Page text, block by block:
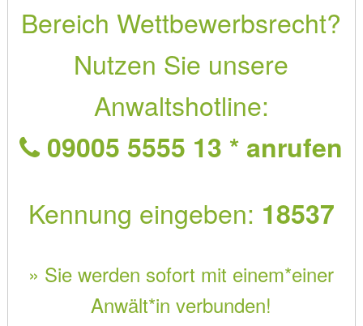
Bereich Wettbewerbsrecht?
Nutzen Sie unsere
Anwaltshotline:
09005 5555 13 * anrufen
Kennung eingeben: 18537
» Sie werden sofort mit einem*einer
Anwält*in verbunden!